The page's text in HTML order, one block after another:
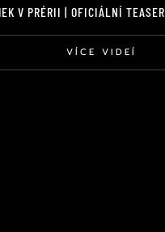
V PRÉRII | OFICIÁLNÍ TEASER
VÍCE VIDEÍ